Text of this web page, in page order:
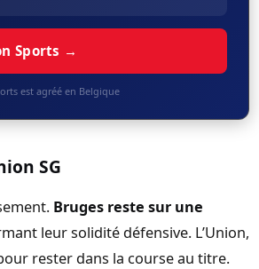
Sports →
est agréé en Belgique
SG
Bruges reste sur une
leur solidité défensive. L’Union,
rester dans la course au titre.